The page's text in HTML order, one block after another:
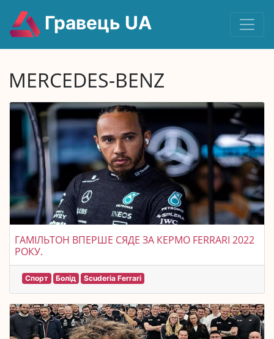
Гравець UA
MERCEDES-BENZ
ГАМІЛЬТОН ВПЕРШЕ СЯДЕ ЗА КЕРМО FERRARI 2022
РОКУ.
Спорт Болід Scuderia Ferrari